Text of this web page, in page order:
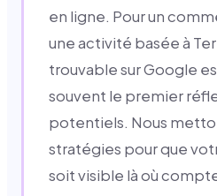
en ligne. Pour un
une activité basée à
trouvable sur Google
souvent le premier
potentiels. Nous
stratégies pour que
soit visible là où